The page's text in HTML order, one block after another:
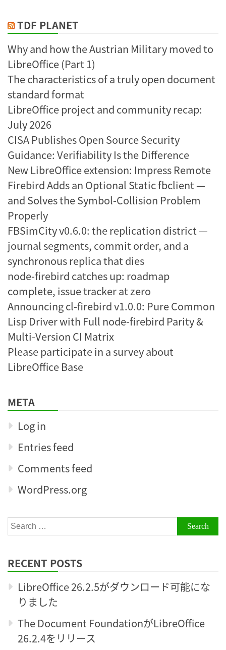
TDF PLANET
Why and how the Austrian Military moved to
LibreOffice (Part 1)
The characteristics of a truly open document
standard format
LibreOffice project and community recap:
July 2026
CISA Publishes Open Source Security
Guidance: Verifiability Is the Difference
New LibreOffice extension: Impress Remote
Firebird Adds an Optional Static fbclient —
and Solves the Symbol-Collision Problem
Properly
FBSimCity v0.6.0: the replication district —
journal segments, commit order, and a
synchronous replica that dies
node-firebird catches up: roadmap
complete, issue tracker at zero
Announcing cl-firebird v1.0.0: Pure Common
Lisp Driver with Full node-firebird Parity &
Multi-Version CI Matrix
Please participate in a survey about
LibreOffice Base
META
Log in
Entries feed
Comments feed
WordPress.org
Search
for:
RECENT POSTS
LibreOffice 26.2.5がダウンロード可能にな
りました
The Document FoundationがLibreOffice
26.2.4をリリース